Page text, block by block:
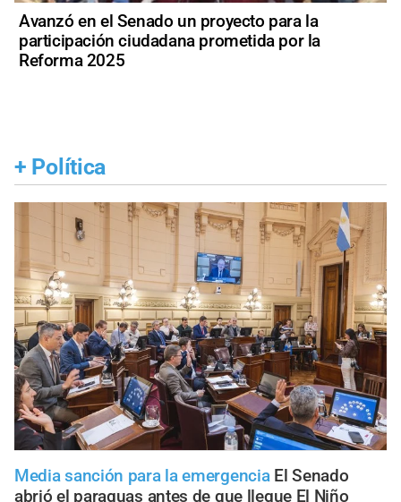
Avanzó en el Senado un proyecto para la
participación ciudadana prometida por la
Reforma 2025
+ Política
Media sanción para la emergencia El Senado
abrió el paraguas antes de que llegue El Niño